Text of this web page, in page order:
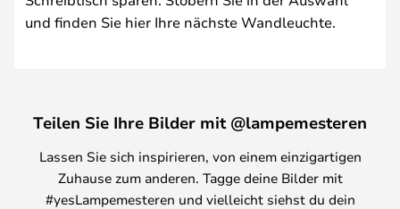
und finden Sie hier Ihre nächste Wandleuchte.
Teilen Sie Ihre Bilder mit @lampemesteren
Lassen Sie sich inspirieren, von einem einzigartigen
Zuhause zum anderen. Tagge deine Bilder mit
#yesLampemesteren und vielleicht siehst du dein